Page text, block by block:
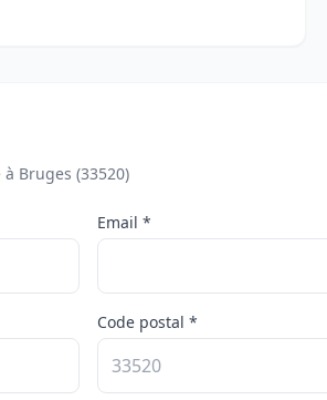
Bruges (33520)
Email *
Code postal *